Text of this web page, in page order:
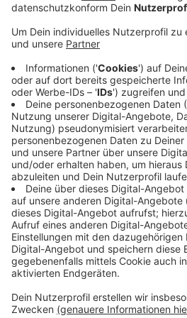
Anzeige
Die Organisatoren hoffen, dass
mindestens genauso viele
darf nämlich maximal nur in
Abstand gesammelt werden.
wichtiger denn je, da wegen der
online oder to go bestellt
mehr Verpackungsmüll. Im
der RiverWhale zum Einsatz. Ein
Plastikmüll aus dem Wasser
Müllsammeln helfen möchte,
Material erhält man an den
Oberkasseler Brücke und am
www.rhinecleanup.org
Anzeige